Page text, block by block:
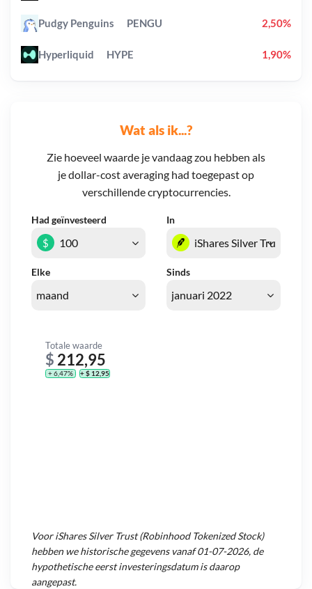
Wat als ik...?
Zie hoeveel waarde je vandaag zou hebben als
je dollar-cost averaging had toegepast op
verschillende cryptocurrencies.
Had geïnvesteerd In
Elke Sinds
$
Totale waarde
$ 212,95
+ 6,47% + $ 12,95
VooriShares Silver Trust (Robinhood Tokenized Stock)
hebben we historische gegevens vanaf01-07-2026, de
hypothetische eerst investeringsdatum is daarop
aangepast.
Pudgy Penguins PENGU 2,50%
Hyperliquid HYPE 1,90%